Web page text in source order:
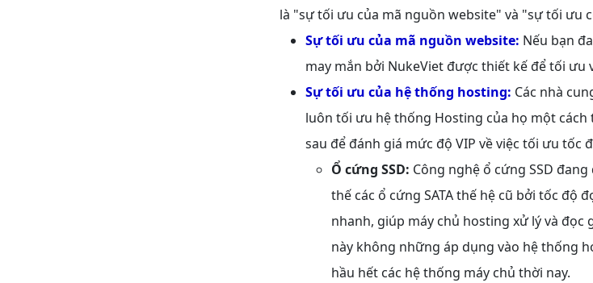
là "sự tối ưu của mã nguồn website" và "sự tối ưu
Sự tối ưu của mã nguồn website: Nếu bạn
may mắn bởi NukeViet được thiết kế để tối ưu
Sự tối ưu của hệ thống hosting: Các nhà
luôn tối ưu hệ thống Hosting của họ một
sau để đánh giá mức độ VIP về việc tối ưu tốc
Ổ cứng SSD: Công nghệ ổ cứng SSD
thế các ổ cứng SATA thế hệ cũ bởi tốc độ
nhanh, giúp máy chủ hosting xử lý và đọc
này không những áp dụng vào hệ thống
hầu hết các hệ thống máy chủ thời nay.